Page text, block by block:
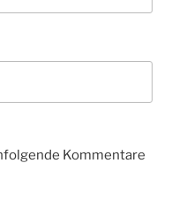
Kommentare